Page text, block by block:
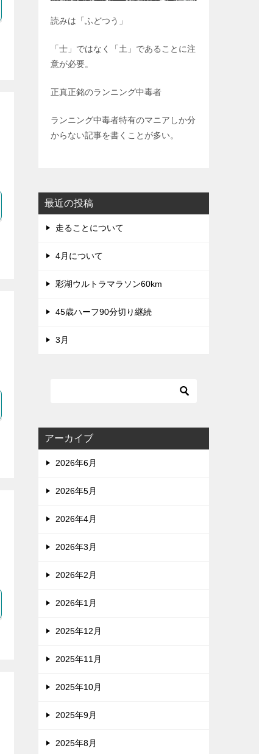
読みは「ふどつう」
「士」ではなく「土」であることに注
意が必要。
正真正銘のランニング中毒者
ランニング中毒者特有のマニアしか分
からない記事を書くことが多い。
最近の投稿
走ることについて
4月について
彩湖ウルトラマラソン60km
45歳ハーフ90分切り継続
3月
アーカイブ
2026年6月
2026年5月
2026年4月
2026年3月
2026年2月
2026年1月
2025年12月
2025年11月
2025年10月
2025年9月
2025年8月